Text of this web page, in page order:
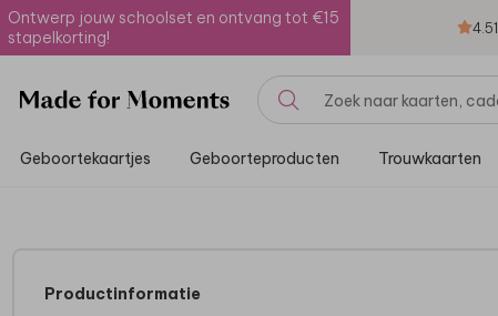
Ontwerp jouw schoolset en ontvang tot €15
stapelkorting!
4.51
Geboortekaartjes Geboorteproducten Trouwkaarten
Productinformatie